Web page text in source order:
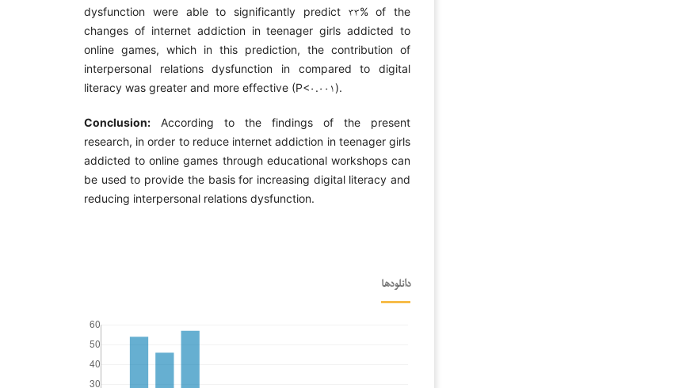
dysfunction were able to significantly predict ۳۳% of the
changes of internet addiction in teenager girls addicted to
online games, which in this prediction, the contribution of
interpersonal relations dysfunction in compared to digital
literacy was greater and more effective (P<۰.۰۰۱).
Conclusion: According to the findings of the present
research, in order to reduce internet addiction in teenager girls
addicted to online games through educational workshops can
be used to provide the basis for increasing digital literacy and
reducing interpersonal relations dysfunction.
دانلودها